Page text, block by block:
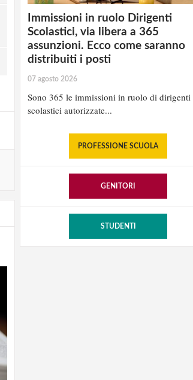
Immissioni in ruolo Dirigenti
Scolastici, via libera a 365
assunzioni. Ecco come saranno
distribuiti i posti
07 agosto 2026
Sono 365 le immissioni in ruolo di dirigenti
scolastici autorizzate...
PROFESSIONE SCUOLA
GENITORI
STUDENTI